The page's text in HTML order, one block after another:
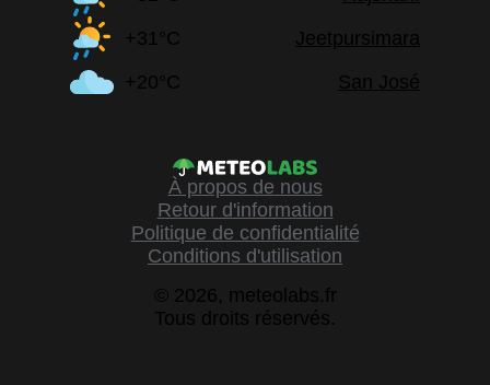
+31°C
Jeetpursimara
+20°C
San José
À propos de nous
Retour d'information
Politique de confidentialité
Conditions d'utilisation
© 2026, meteolabs.fr
Tous droits réservés.